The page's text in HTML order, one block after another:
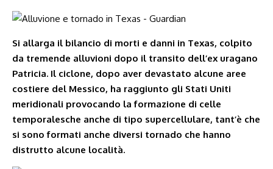
Si allarga il bilancio di morti e danni in Texas, colpito
da tremende alluvioni dopo il transito dell’ex uragano
Patricia. Il ciclone, dopo aver devastato alcune aree
costiere del Messico, ha raggiunto gli Stati Uniti
meridionali provocando la formazione di celle
temporalesche anche di tipo supercellulare, tant’è che
si sono formati anche diversi tornado che hanno
distrutto alcune località.